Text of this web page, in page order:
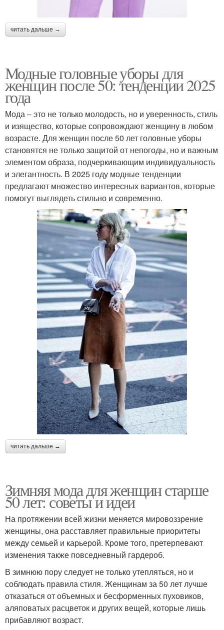
читать дальше →
Модные головные уборы для
женщин после 50: тенденции 2025
года
Мода – это не только молодость, но и уверенность, стиль
и изящество, которые сопровождают женщину в любом
возрасте. Для женщин после 50 лет головные уборы
становятся не только защитой от непогоды, но и важным
элементом образа, подчеркивающим индивидуальность
и элегантность. В 2025 году модные тенденции
предлагают множество интересных вариантов, которые
помогут выглядеть стильно и современно.
читать дальше →
Зимняя мода для женщин старше
50 лет: советы и идеи
На протяжении всей жизни меняется мировоззрение
женщины, она расставляет правильные приоритеты
между семьей и карьерой. Кроме того, претерпевают
изменения также повседневный гардероб.
В зимнюю пору следует не только утепляться, но и
соблюдать правила стиля. Женщинам за 50 лет лучше
отказаться от объемных и бесформенных пуховиков,
аляповатых расцветок и других вещей, которые лишь
прибавляют возраст.